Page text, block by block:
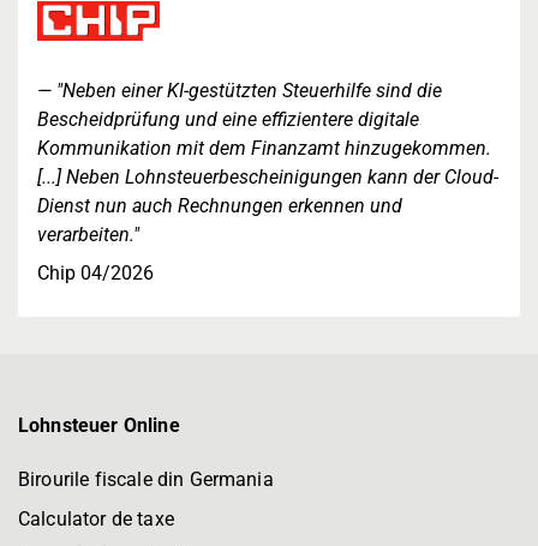
"Neben einer KI-gestützten Steuerhilfe sind die
Bescheidprüfung und eine effizientere digitale
Kommunikation mit dem Finanzamt hinzugekommen.
[...] Neben Lohnsteuerbescheinigungen kann der Cloud-
Dienst nun auch Rechnungen erkennen und
verarbeiten."
Chip 04/2026
Lohnsteuer Online
Birourile fiscale din Germania
Calculator de taxe